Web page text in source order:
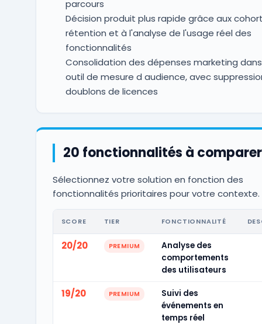
parcours
Décision produit plus rapide grâce aux
rétention et à l'analyse de l'usage réel des
fonctionnalités
Consolidation des dépenses marketing
outil de mesure d audience, avec
doublons de licences
20 fonctionnalités à comparer
Sélectionnez votre solution en fonction des
fonctionnalités prioritaires pour votre contexte.
SCORE TIER FONCTIONNALITÉ
20/20 PREMIUM
Analyse des
comportements
des utilisateurs
19/20 PREMIUM
Suivi des
événements en
temps réel